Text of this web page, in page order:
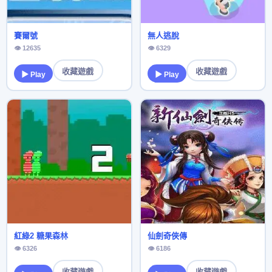
賽爾號
👁 12635
▶ Play 收藏遊戲
無人逃脫
👁 6329
▶ Play 收藏遊戲
紅綠2 糖果森林
👁 6326
仙劍奇俠傳
👁 6186